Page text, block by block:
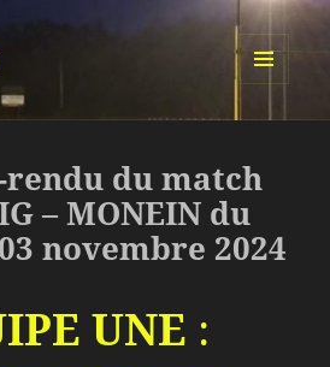
ET
rendu du match
– MONEIN du
novembre 2024
UNE :